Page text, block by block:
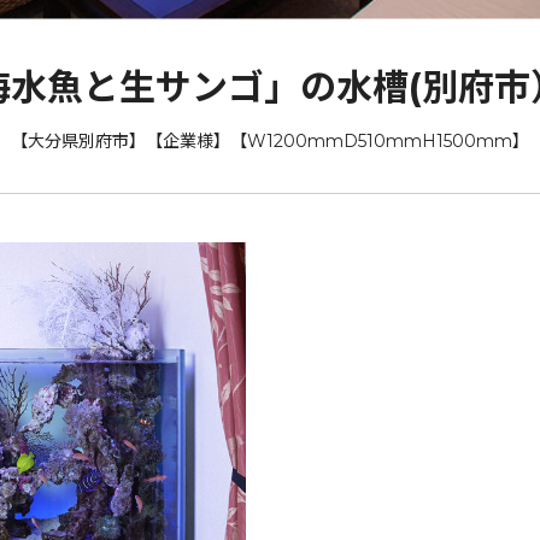
水魚と生サンゴ」の水槽(別府市
【大分県別府市】【企業様】【W1200mmD510mmH1500mm】